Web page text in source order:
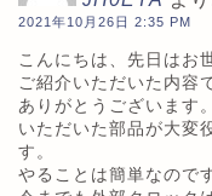
2021年10月26日 2:35 PM
こんにちは、先日はお
ご紹介いただいた内容
ありがとうございます。
いただいた部品が大変
す。
やることは簡単なので